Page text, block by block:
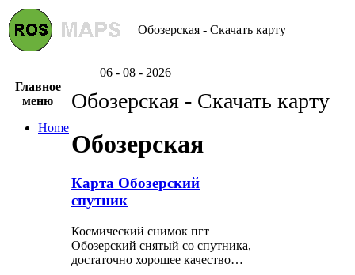
Обозерская - Скачать карту
06 - 08 - 2026
Главное
меню
Home
Обозерская - Скачать карту
Обозерская
Карта Обозерский
спутник
Космический снимок пгт
Обозерский снятый со спутника,
достаточно хорошее качество…